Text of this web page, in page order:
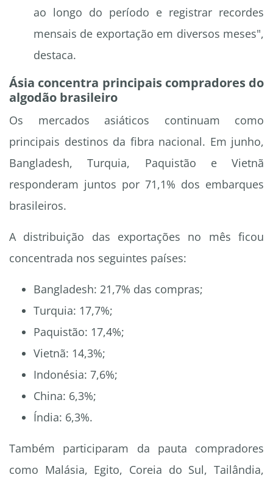
ao longo do período e registrar recordes
mensais de exportação em diversos meses",
destaca.
Ásia concentra principais compradores do
algodão brasileiro
Os mercados asiáticos continuam como
principais destinos da fibra nacional. Em junho,
Bangladesh, Turquia, Paquistão e Vietnã
responderam juntos por 71,1% dos embarques
brasileiros.
A distribuição das exportações no mês ficou
concentrada nos seguintes países:
Bangladesh: 21,7% das compras;
Turquia: 17,7%;
Paquistão: 17,4%;
Vietnã: 14,3%;
Indonésia: 7,6%;
China: 6,3%;
Índia: 6,3%.
Também participaram da pauta compradores
como Malásia, Egito, Coreia do Sul, Tailândia,